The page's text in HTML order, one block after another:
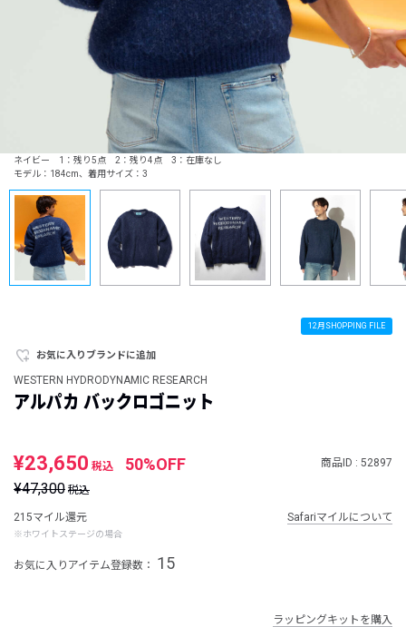
ネイビー 1：残り5点 2：残り4点 3：在庫なし
モデル：184cm、着用サイズ：3
12月SHOPPING FILE
お気に入りブランドに追加
WESTERN HYDRODYNAMIC RESEARCH
アルパカ バックロゴニット
¥23,650 税込 50%OFF 商品ID : 52897
¥47,300 税込
215マイル還元
※ホワイトステージの場合
Safariマイルについて
お気に入りアイテム登録数： 15
ラッピングキットを購入